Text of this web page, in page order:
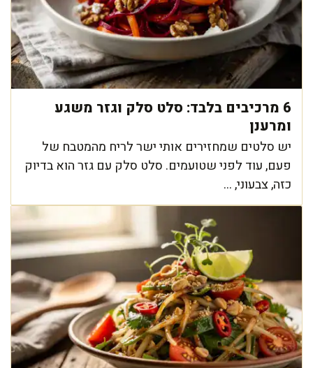
6 מרכיבים בלבד: סלט סלק וגזר משגע
ומרענן
יש סלטים שמחזירים אותי ישר לריח מהמטבח של
פעם, עוד לפני שטועמים. סלט סלק עם גזר הוא בדיוק
כזה, צבעוני, ...